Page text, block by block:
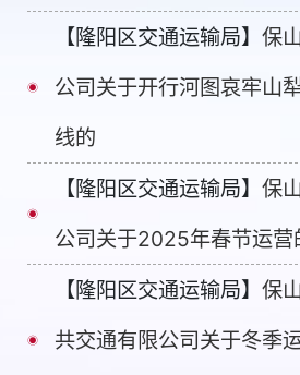
【隆阳区交通运输局】保
公司关于开行河图哀牢山
线的
【隆阳区交通运输局】保
公司关于2025年春节运营
【隆阳区交通运输局】保
共交通有限公司关于冬季